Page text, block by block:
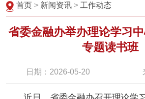
首页 > 新闻资讯 > 工作动态
省委金融办举办理论学习
专题读书班
日期：2026-05-20